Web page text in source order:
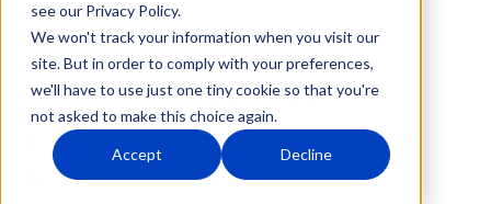
see our Privacy Policy.
We won't track your information when you visit our
site. But in order to comply with your preferences,
we'll have to use just one tiny cookie so that you're
not asked to make this choice again.
Accept Decline
u
k
i
a
n
y
eService rozpoczyna współpracę z...
eService rozpoczyna
współpracę z litewskim
fintechem kevin.